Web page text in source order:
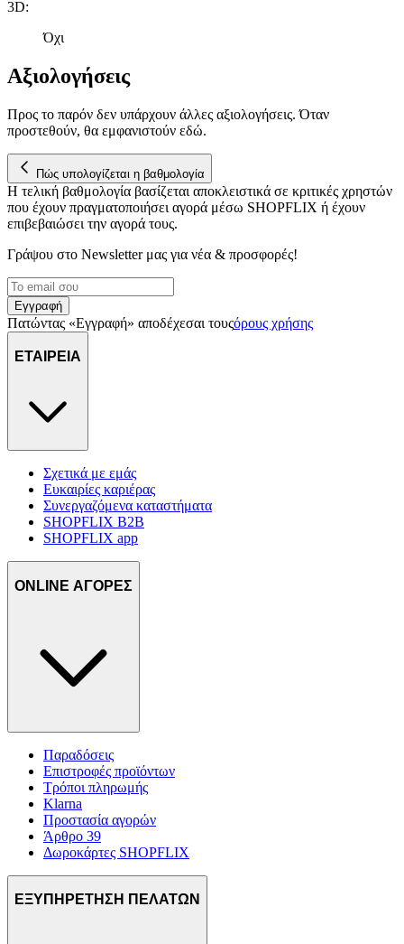
3D:
Όχι
Αξιολογήσεις
Προς το παρόν δεν υπάρχουν άλλες αξιολογήσεις. Όταν
προστεθούν, θα εμφανιστούν εδώ.
Πώς υπολογίζεται η βαθμολογία
Η τελική βαθμολογία βασίζεται αποκλειστικά σε κριτικές χρηστών
που έχουν πραγματοποιήσει αγορά μέσω SHOPFLIX ή έχουν
επιβεβαιώσει την αγορά τους.
Γράψου στο Νewsletter μας για νέα & προσφορές!
Εγγραφή
Πατώντας «Εγγραφή» αποδέχεσαι τουςόρους χρήσης
ΕΤΑΙΡΕΙΑ
Σχετικά με εμάς
Ευκαιρίες καριέρας
Συνεργαζόμενα καταστήματα
SHOPFLIX B2B
SHOPFLIX app
ONLINE ΑΓΟΡΕΣ
Παραδόσεις
Επιστροφές προϊόντων
Τρόποι πληρωμής
Klarna
Προστασία αγορών
Άρθρο 39
Δωροκάρτες SHOPFLIX
ΕΞΥΠΗΡΕΤΗΣΗ ΠΕΛΑΤΩΝ